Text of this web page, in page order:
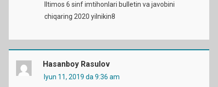
Iltimos 6 sinf imtihonlari bulletin va javobini
chiqaring 2020 yilnikin8
Hasanboy Rasulov
Iyun 11, 2019 da 9:36 am